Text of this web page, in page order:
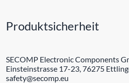
Produktsicherheit
SECOMP Electronic Components
Einsteinstrasse 17-23, 76275
safety@secomp.eu